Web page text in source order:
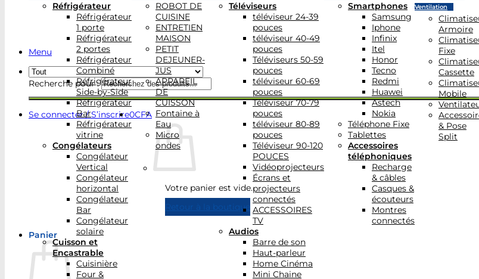
Menu
Recherche pour :
Se connecter / S’inscrire0CFA
Votre panier est vide.
Retour à la boutique
Panier
Réfrigérateur
Réfrigérateur
1 porte
Réfrigérateur
2 portes
Réfrigérateur
Combiné
Réfrigérateur
Side-by-Side
Réfrigérateur
Bar
Réfrigérateur
vitrine
Congélateurs
Congélateur
Vertical
Congélateur
horizontal
Congélateur
Bar
Congélateur
solaire
Cuisson et
Encastrable
Cuisinière
Four &
ROBOT DE
CUISINE
ENTRETIEN
MAISON
PETIT
DEJEUNER-
JUS
APPAREIL
DE
CUISSON
Fontaine à
Eau
Micro
ondes
Téléviseurs
téléviseur 24-39
pouces
téléviseur 40-49
pouces
Téléviseurs 50-59
pouces
téléviseur 60-69
pouces
Téléviseur 70-79
pouces
téléviseur 80-89
pouces
Téléviseur 90-120
POUCES
Vidéoprojecteurs
Écrans et
projecteurs
connectés
ACCESSOIRES
TV
Audios
Barre de son
Haut-parleur
Home Cinéma
Mini Chaine
Smartphones
Samsung
Iphone
Infinix
Itel
Honor
Tecno
Redmi
Huawei
Astech
Nokia
Téléphone Fixe
Tablettes
Accessoires
téléphoniques
Recharge
& câbles
Casques &
écouteurs
Montres
connectés
Ventilation
Armoire
Fixe
Cassette
Mobile
& Pose
Split